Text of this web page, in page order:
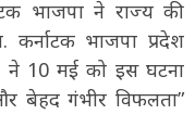
भाजपा ने राज्य की
कर्नाटक भाजपा प्रदेश
ने 10 मई को इस घटना
बेहद गंभीर विफलता”